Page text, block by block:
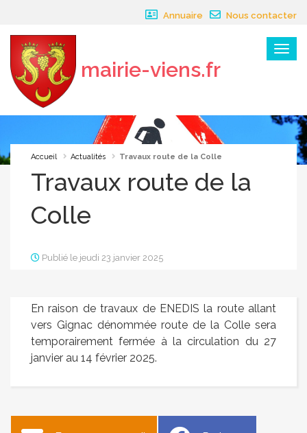
Annuaire Nous contacter
Menu
mairie-viens.fr
×
Accueil Actualités Travaux route de la Colle
Travaux route de la
Colle
Publié le jeudi 23 janvier 2025
En raison de travaux de ENEDIS la route allant
vers Gignac dénommée route de la Colle sera
temporairement fermée à la circulation du 27
janvier au 14 février 2025.
Panneau de gestion des cookies